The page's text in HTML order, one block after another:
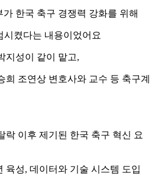
한국 축구 경쟁력 강화를 위해
켰다는 내용이었어요
지성이 같이 맡고,
희 조연상 변호사와 교수 등 축구계
락 이후 제기된 한국 축구 혁신 요
육성, 데이터와 기술 시스템 도입